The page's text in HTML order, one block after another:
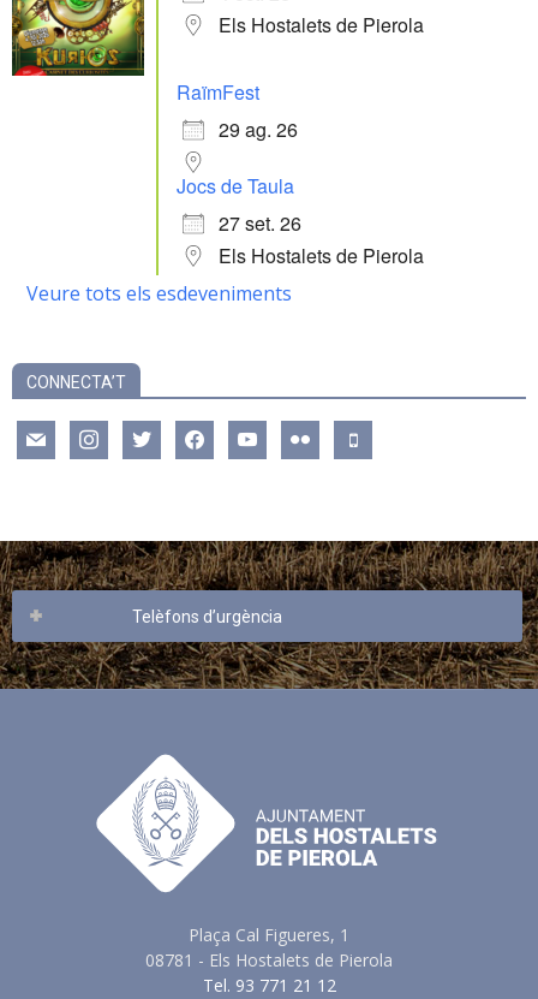
Els Hostalets de Pierola
RaïmFest
29 ag. 26
Jocs de Taula
27 set. 26
Els Hostalets de Pierola
Veure tots els esdeveniments
CONNECTA’T
mail instagramtwitter facebookyoutube flickr mobile
Telèfons d’urgència
Plaça Cal Figueres, 1
08781 - Els Hostalets de Pierola
Tel. 93 771 21 12